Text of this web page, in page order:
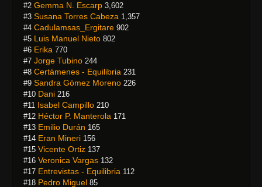
#2 Gemma N. Escarp 3,602
#3 Susana Torres Cabeza 1,357
#4 Cadulamsas_Ergitare 902
#5 Luis Manuel Nieto 802
#6 Erika 770
#7 Jorge Tubino 244
#8 Certámenes - Equilibria 231
#9 Sandra Gómez Moreno 226
#10 Dani 216
#11 Isabel Campillo 210
#12 Héctor P. Manterola 171
#13 Emilio Durán 165
#14 Eran Mineri 156
#15 Vicente Ortiz 137
#16 Veronica Vargas 132
#17 Entrevistas - Equilibria 112
#18 Pedro Miguel 85